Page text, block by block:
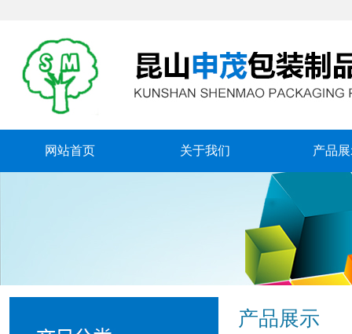
网站首页 关于我们 产品
产品展示